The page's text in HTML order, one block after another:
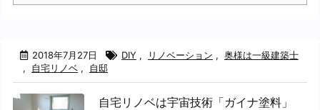
2018年7月27日 DIY , リノベーション , 奥様は一級建築士
,
自宅リノベ , 自邸
自宅リノベは宇宙技術「ガイナ塗料」